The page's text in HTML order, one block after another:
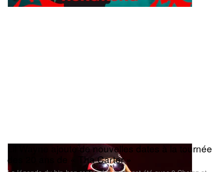
Lil Wayne ajoute de nouvelles dates à la tournée
des 20 ans de « Tha Carter »